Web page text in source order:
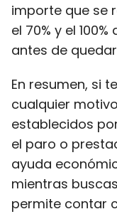
importe que se
el 70% y el
antes de
En resumen, si
cualquier
establecidos
el paro o
ayuda
mientras
permite contar